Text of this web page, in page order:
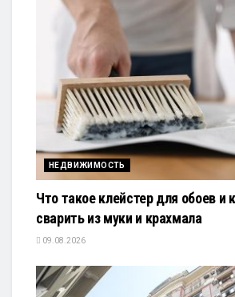
НЕДВИЖИМОСТЬ
Что такое клейстер для обоев и
сварить из муки и крахмала
09.08.2026